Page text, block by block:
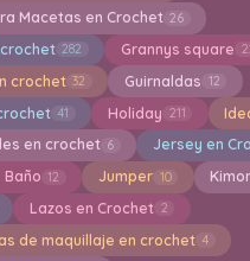
Macetas en Crochet 26
282 Grannys square
crochet 32 Guirnaldas 12
41 Holiday 211
en crochet 6 Jersey en
Baño 12 Jumper 10
Lazos en Crochet 2
de maquillaje en crochet 4